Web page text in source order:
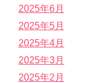
2025年6月
2025年5月
2025年4月
2025年3月
2025年2月